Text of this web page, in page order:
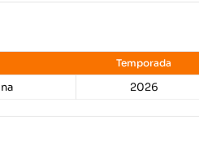
Temporada
2026